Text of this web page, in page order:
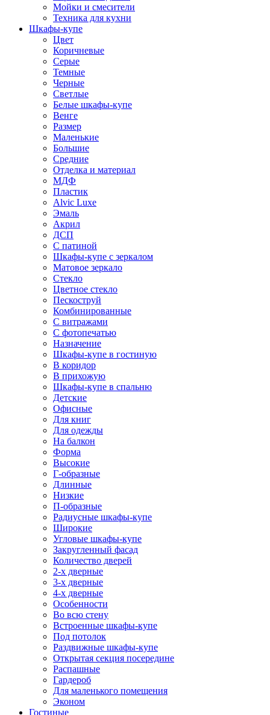
Мойки и смесители
Техника для кухни
Шкафы-купе
Цвет
Коричневые
Серые
Темные
Черные
Светлые
Белые шкафы-купе
Венге
Размер
Маленькие
Большие
Средние
Отделка и материал
МДФ
Пластик
Alvic Luxe
Эмаль
Акрил
ДСП
С патиной
Шкафы-купе с зеркалом
Матовое зеркало
Стекло
Цветное стекло
Пескоструй
Комбинированные
С витражами
С фотопечатью
Назначение
Шкафы-купе в гостиную
В коридор
В прихожую
Шкафы-купе в спальню
Детские
Офисные
Для книг
Для одежды
На балкон
Форма
Высокие
Г-образные
Длинные
Низкие
П-образные
Радиусные шкафы-купе
Широкие
Угловые шкафы-купе
Закругленный фасад
Количество дверей
2-х дверные
3-х дверные
4-х дверные
Особенности
Во всю стену
Встроенные шкафы-купе
Под потолок
Раздвижные шкафы-купе
Открытая секция посередине
Распашные
Гардероб
Для маленького помещения
Эконом
Гостиные